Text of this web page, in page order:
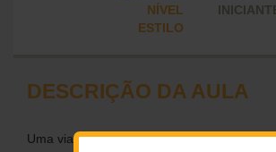
NÍVEL
ESTILO
DESCRIÇÃO DA AULA
Uma viagem através de algumas